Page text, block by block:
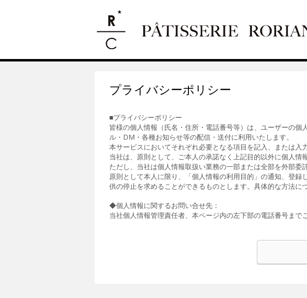
プライバシーポリシー
■プライバシーポリシー
皆様の個人情報（氏名・住所・電話番号等）は、ユーザーの
ル・DM・各種お知らせ等の配信・送付に利用いたします。
本サービスにおいてそれぞれ必要となる項目を記入、または入
当社は、原則として、ご本人の承諾なく上記目的以外に個人情
ただし、当社は個人情報取扱い業務の一部または全部を外部委
原則として本人に限り、「個人情報の利用目的」の通知、登
供の停止を求めることができるものとします。具体的な方法
◆個人情報に関するお問い合せ先：
当社個人情報管理責任者、本ページ内の左下部の電話番号まで